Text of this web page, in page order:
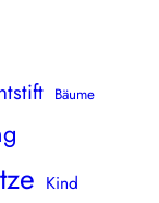
Bäume
Kind